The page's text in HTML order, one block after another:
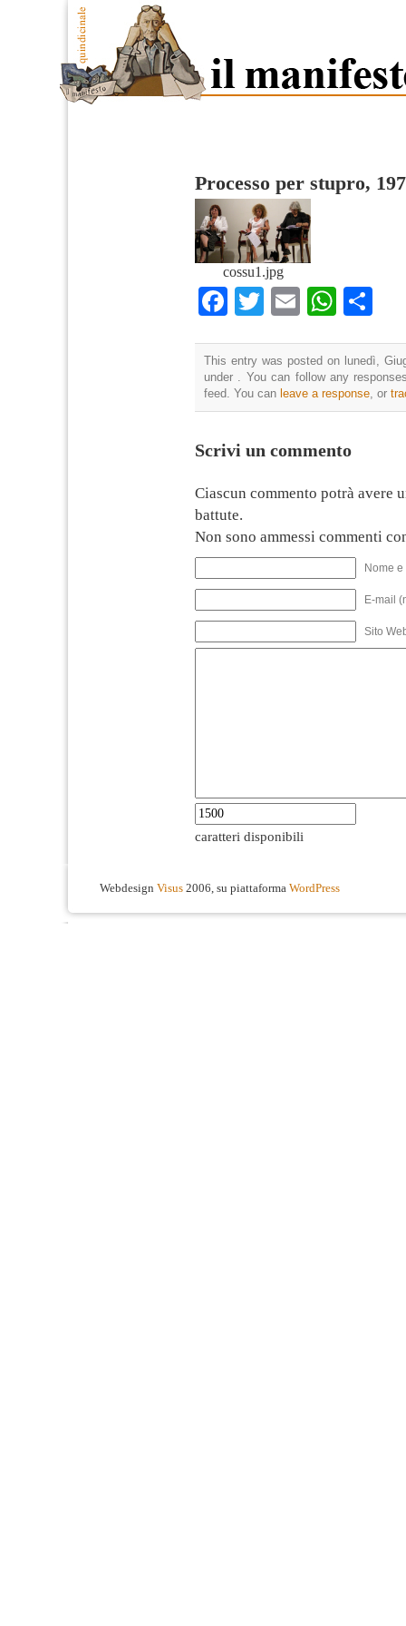
Processo per stupro,
cossu1.jpg
Facebook
TwitterEmail
This entry was posted on lunedì,
under . You can follow any
feed. You can leave a response , or
Scrivi un commento
Ciascun commento potrà avere
battute.
Non sono ammessi commenti
Nome
E-mail
Sito
caratteri disponibili
Webdesign Visus 2006, su piattaforma WordPress